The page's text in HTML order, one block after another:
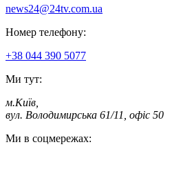
news24@24tv.com.ua
Номер телефону:
+38 044 390 5077
Ми тут:
м.Київ
вул. Володимирська 61/11, офіс 50
Ми в соцмережах: